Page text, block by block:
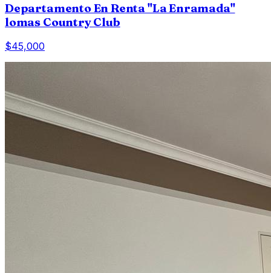
Departamento En Renta "La Enramada"
lomas Country Club
$45,000